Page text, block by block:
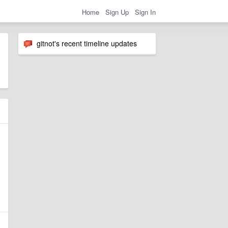
Home Sign Up Sign In
gitnot's recent timeline updates